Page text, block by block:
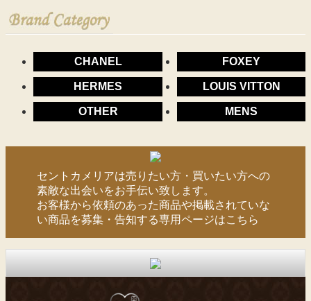
CHANEL FOXEY
HERMES LOUIS VITTON
OTHER MENS
セントカメリアは売りたい方・買いたい方への
素敵な出会いをお手伝い致します。
お客様から依頼のあった商品や掲載されていな
い商品を募集・告知する専用ページはこちら